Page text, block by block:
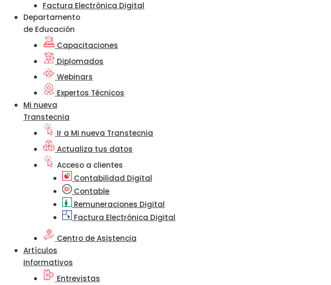
Factura Electrónica Digital
Departamento
de Educación
Capacitaciones
Diplomados
Webinars
Expertos Técnicos
Mi nueva
Transtecnia
Ir a Mi nueva Transtecnia
Actualiza tus datos
Acceso a clientes
Contabilidad Digital
Contable
Remuneraciones Digital
Factura Electrónica Digital
Centro de Asistencia
Artículos
Informativos
Entrevistas